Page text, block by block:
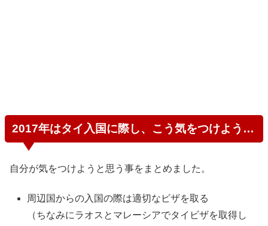
2017年はタイ入国に際し、こう気をつけよう…
自分が気をつけようと思う事をまとめました。
周辺国からの入国の際は適切なビザを取る
（ちなみにラオスとマレーシアでタイビザを取得し